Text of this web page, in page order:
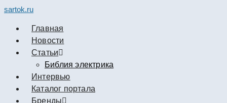
sartok.ru
Главная
Новости
Cтатьи
Библия электрика
Интервью
Каталог портала
Бренды